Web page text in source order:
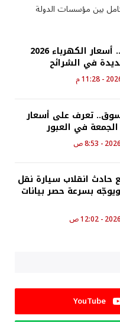
بين مؤسسات الدولة
احسب فاتورتك.. أسعار الكهرباء 2026
في الشرائح
تعرف على أسعار
في العبور
حادث انقلاب سيارة نقل
بسرعة حصر بيانات
YouTube